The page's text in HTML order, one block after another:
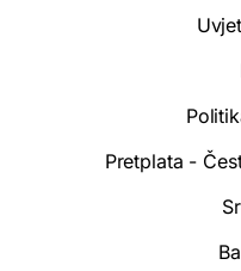
Pretplata -